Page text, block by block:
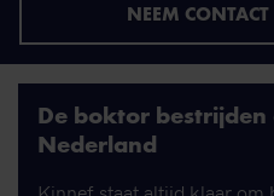
NEEM
De boktor bestrijden
Nederland